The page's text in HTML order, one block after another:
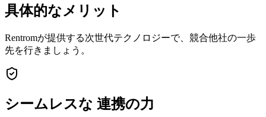
具体的なメリット
Rentromが提供する次世代テクノロジーで、競合他社の一歩
先を行きましょう。
シームレスな 連携の力